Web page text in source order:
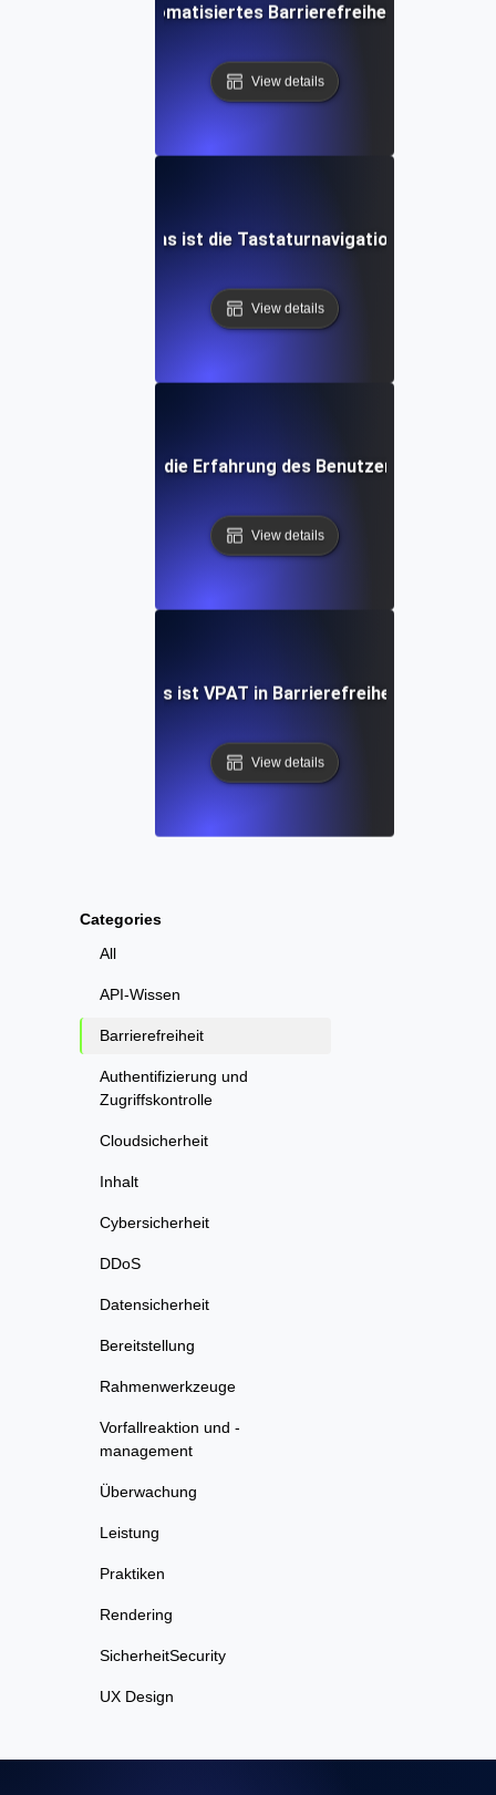
Categories
All
API-Wissen
Barrierefreiheit
Authentifizierung und
Zugriffskontrolle
Cloudsicherheit
Inhalt
Cybersicherheit
DDoS
Datensicherheit
Bereitstellung
Rahmenwerkzeuge
Vorfallreaktion und -
management
Überwachung
Leistung
Praktiken
Rendering
SicherheitSecurity
UX Design
Was ist automatisiertes Barrierefreiheits-Testing?
View details
Was ist die Tastaturnavigation?
View details
Was ist die Erfahrung des Benutzers (UX)?
View details
Was ist VPAT in Barrierefreiheit?
View details